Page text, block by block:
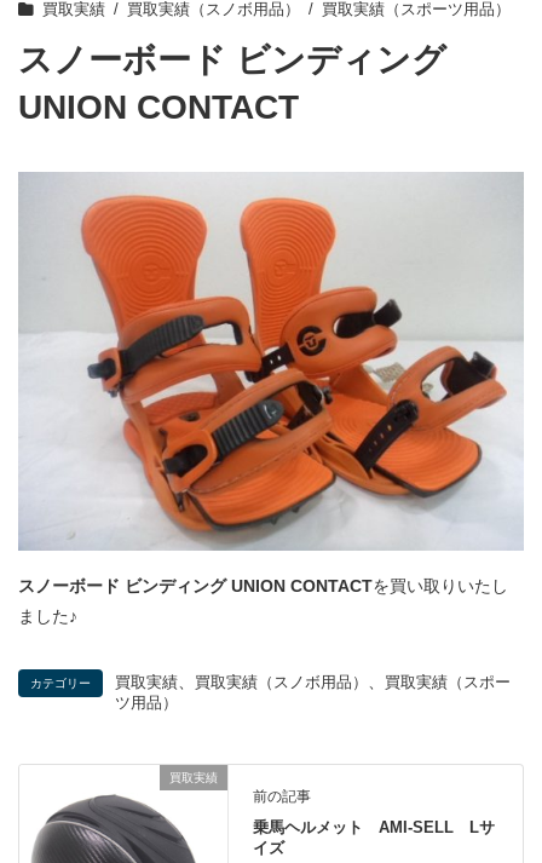
買取実績
買取実績（スノボ用品） 買取実績（スポーツ用品）
スノーボード ビンディング
UNION CONTACT
スノーボード ビンディング UNION CONTACTを買い取りいたし
ました♪
カテゴリー 買取実績 買取実績（スノボ用品）
買取実績（スポー
ツ用品）
買取実績
前の記事
乗馬ヘルメット AMI-SELL Lサ
イズ